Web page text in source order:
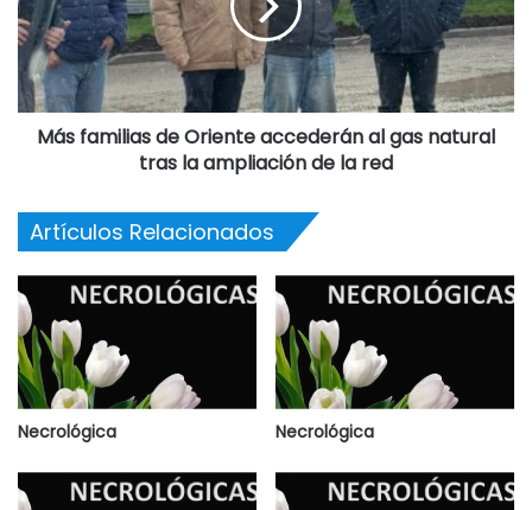
Más familias de Oriente accederán al gas natural
tras la ampliación de la red
Artículos Relacionados
Necrológica Necrológica